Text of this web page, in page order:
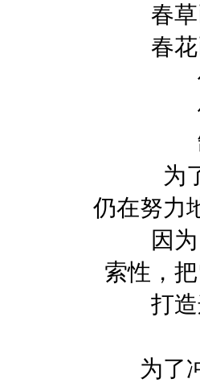
春
春
为
仍在努力
因
索性，
打
为了